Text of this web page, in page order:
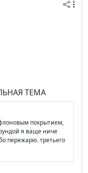
ТЕМА
покрытием,
я ваще ниче
пережарю. третьего